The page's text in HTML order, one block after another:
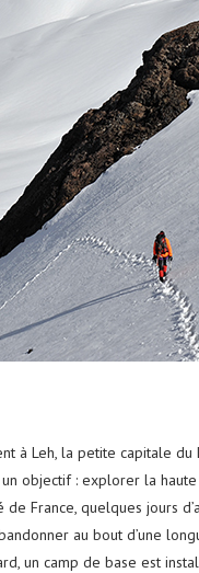
à Leh, la petite capitale
un objectif : explorer la
France, quelques jours
au bout d’une
un camp de base est